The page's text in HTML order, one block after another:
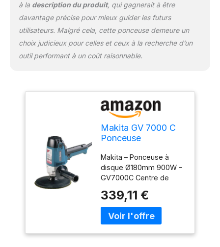
à la description du produit, qui gagnerait à être
davantage précise pour mieux guider les futurs
utilisateurs. Malgré cela, cette ponceuse demeure un
choix judicieux pour celles et ceux à la recherche d’un
outil performant à un coût raisonnable.
Makita GV 7000 C
Ponceuse
180mm 900W
Makita – Ponceuse à
disque Ø180mm 900W –
GV7000C Centre de
confort d'utilisation
Protection de la machine
contre les poussières
339,11 €